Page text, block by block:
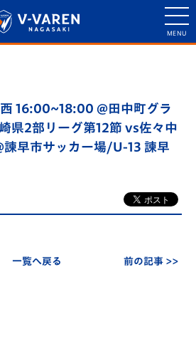
16:00~18:00 @田中町グラ
県2部リーグ第12節 vs佐々中
諫早市サッカー場/U-13 諫早
一覧へ戻る 前の記事 >>